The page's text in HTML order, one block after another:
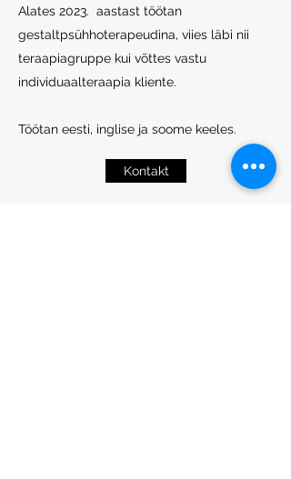
Alates 2023. aastast töötan
gestaltpsühhoterapeudina, viies läbi nii
teraapiagruppe kui võttes vastu
individuaalteraapia kliente.
Töötan eesti, inglise ja soome keeles.
Kontakt